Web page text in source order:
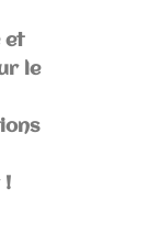
et
le
!